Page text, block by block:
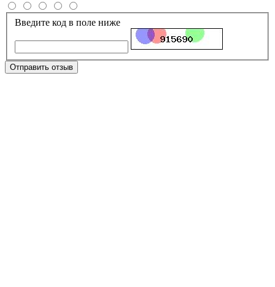
Введите код в поле ниже
Отправить отзыв